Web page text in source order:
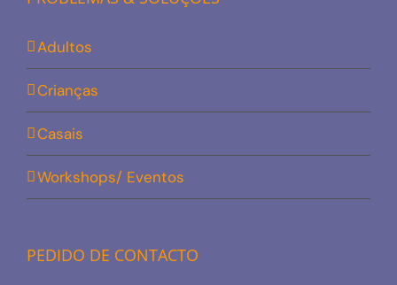
Adultos
Crianças
Casais
Workshops/ Eventos
PEDIDO DE CONTACTO